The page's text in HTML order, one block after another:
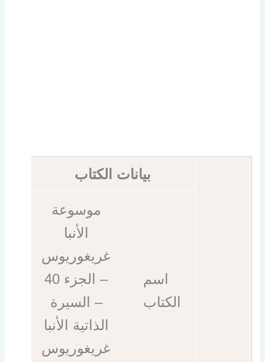
بيانات الكتاب
اسم
الكتاب
موسوعة
الأنبا
غريغوريوس
– الجزء 40
– السيرة
الذاتية الأنبا
غريغوريوس